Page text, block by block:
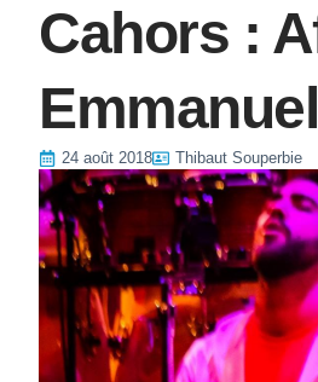
Cahors :
24 août 2018 Thibaut Souperbie